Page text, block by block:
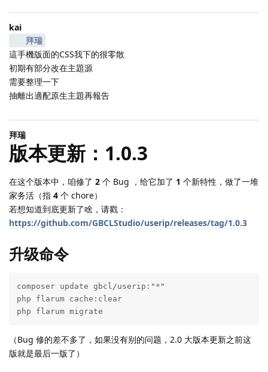
kai
拜瑞
這手機版面的CSS我下的很零散
初期有部分改在主題源
需要整理一下
抽離出適配原生主題再報告
拜瑞
版本更新：1.0.3
在这个版本中，咱修了 2 个 Bug ，给它加了 1 个新特性，做了一堆
家务活（指 4 个 chore）
若想知道到底更新了啥，请戳：
https://github.com/GBCLStudio/userip/releases/tag/1.0.3
升级命令
composer update gbcl/userip:"*"
php flarum cache:clear
php flarum migrate
（Bug 修的差不多了，如果没有别的问题，2.0 大版本更新之前这
版就是最后一版了）